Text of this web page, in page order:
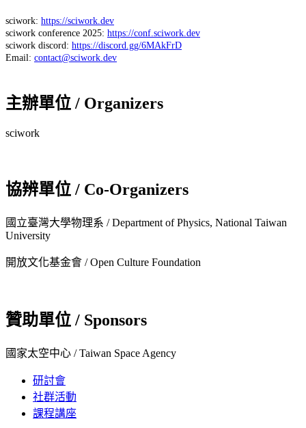
sciwork: https://sciwork.dev
sciwork conference 2025: https://conf.sciwork.dev
sciwork discord: https://discord.gg/6MAkFrD
Email: contact@sciwork.dev
主辦單位 / Organizers
sciwork
協辨單位 / Co-Organizers
國立臺灣大學物理系 / Department of Physics, National Taiwan
University
開放文化基金會 / Open Culture Foundation
贊助單位 / Sponsors
國家太空中心 / Taiwan Space Agency
研討會
社群活動
課程講座